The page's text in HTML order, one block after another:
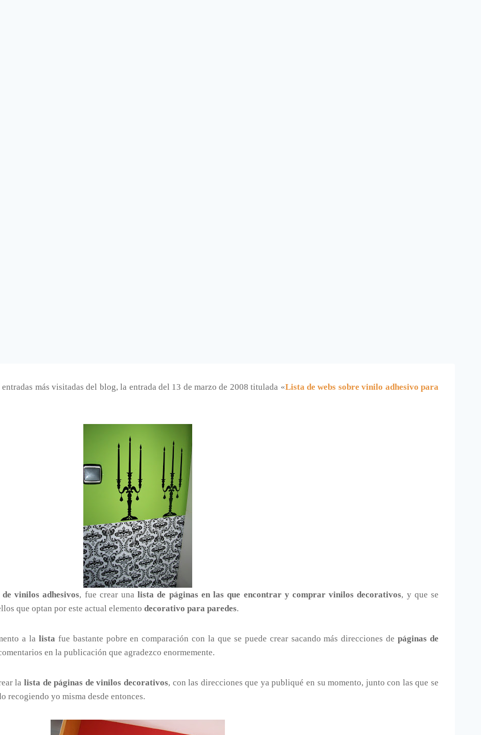
más visitadas del blog, la entrada del 13 de marzo de 2008 titulada «Lista de webs sobre vinilo adhesivo para
de vinilos adhesivos, fue crear unalista de páginas en las que encontrar y comprar vinilos decorativos, y que se
que optan por este actual elemento decorativo para paredes.
a la lista fue bastante pobre en comparación con la que se puede crear sacando más direcciones depáginas de
en la publicación que agradezco enormemente.
lalista de páginas de vinilos decorativos, con las direcciones que ya publiqué en su momento, junto con las que se
recogiendo yo misma desde entonces.